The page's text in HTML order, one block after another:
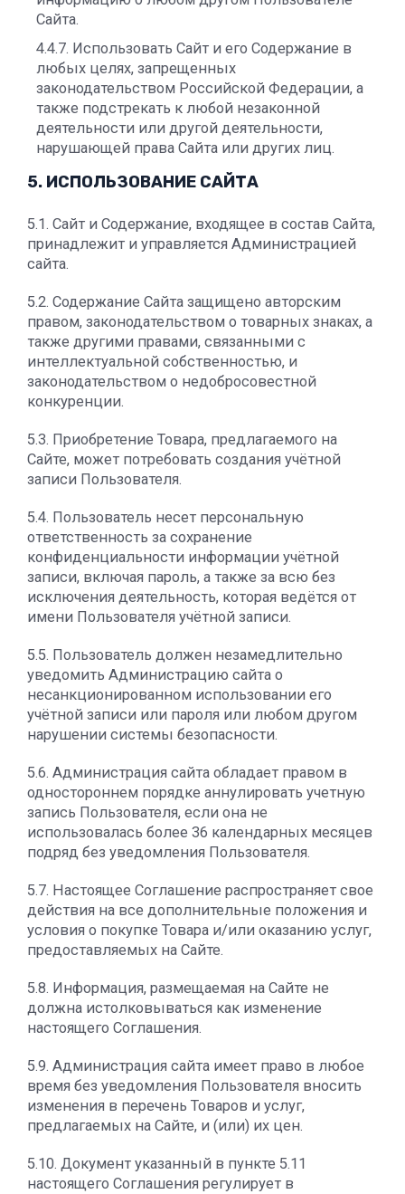
Сайта.
4.4.7. Использовать Сайт и его Содержание в
любых целях, запрещенных
законодательством Российской Федерации, а
также подстрекать к любой незаконной
деятельности или другой деятельности,
нарушающей права Сайта или других лиц.
5. ИСПОЛЬЗОВАНИЕ САЙТА
5.1. Сайт и Содержание, входящее в состав Сайта,
принадлежит и управляется Администрацией
сайта.
5.2. Содержание Сайта защищено авторским
правом, законодательством о товарных знаках, а
также другими правами, связанными с
интеллектуальной собственностью, и
законодательством о недобросовестной
конкуренции.
5.3. Приобретение Товара, предлагаемого на
Сайте, может потребовать создания учётной
записи Пользователя.
5.4. Пользователь несет персональную
ответственность за сохранение
конфиденциальности информации учётной
записи, включая пароль, а также за всю без
исключения деятельность, которая ведётся от
имени Пользователя учётной записи.
5.5. Пользователь должен незамедлительно
уведомить Администрацию сайта о
несанкционированном использовании его
учётной записи или пароля или любом другом
нарушении системы безопасности.
5.6. Администрация сайта обладает правом в
одностороннем порядке аннулировать учетную
запись Пользователя, если она не
использовалась более 36 календарных месяцев
подряд без уведомления Пользователя.
5.7. Настоящее Соглашение распространяет свое
действия на все дополнительные положения и
условия о покупке Товара и/или оказанию услуг,
предоставляемых на Сайте.
5.8. Информация, размещаемая на Сайте не
должна истолковываться как изменение
настоящего Соглашения.
5.9. Администрация сайта имеет право в любое
время без уведомления Пользователя вносить
изменения в перечень Товаров и услуг,
предлагаемых на Сайте, и (или) их цен.
5.10. Документ указанный в пункте 5.11
настоящего Соглашения регулирует в